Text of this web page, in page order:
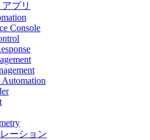
プリ
Console
ーション